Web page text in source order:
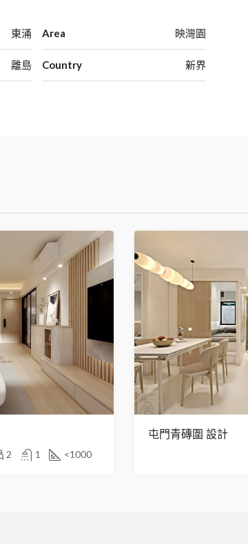
東涌
離島
Area 映灣園
Country 新界
2 1 <1000
屯門青磚圍 設計